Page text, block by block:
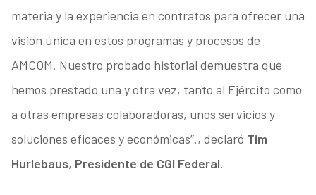
materia y la experiencia en contratos para ofrecer una
visión única en estos programas y procesos de
AMCOM. Nuestro probado historial demuestra que
hemos prestado una y otra vez, tanto al Ejército como
a otras empresas colaboradoras, unos servicios y
soluciones eficaces y económicas”., declaró Tim
Hurlebaus, Presidente de CGI Federal.